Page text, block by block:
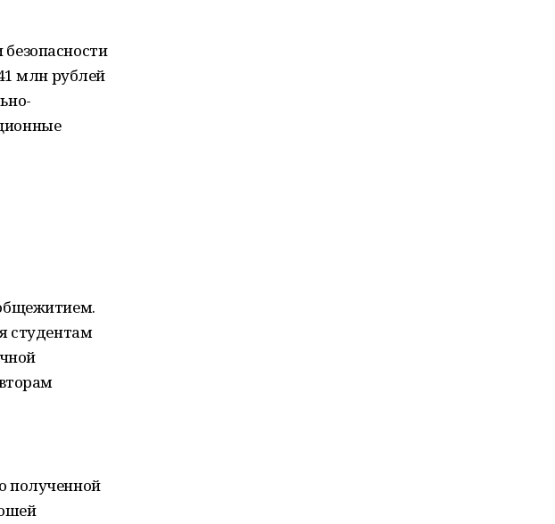
млн рублей
студентам
полученной